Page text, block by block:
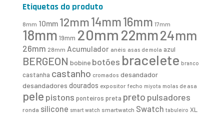
Etiquetas do produto
8mm 10mm 12mm14mm16mm 17mm
18mm 19mm 20mm 22mm24mm
26mm 28mm Acumulador anéis asas de mola azul
BERGEON bobine botões bracelete branco
castanha castanho cromados desandador
desandadores dourados expositor fecho miyota molas de asa
pele pistons ponteiros preta preto pulsadores
ronda silicone smart watch smartwatch Swatch tabuleiro XL